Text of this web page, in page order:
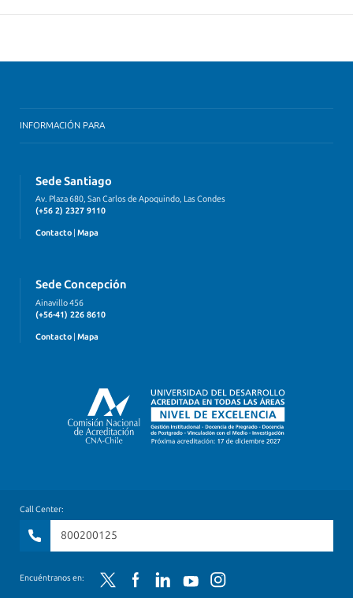
INFORMACIÓN PARA
Sede Santiago
Av. Plaza 680, San Carlos de Apoquindo, Las Condes
(+56 2) 2327 9110
Contacto Mapa
Sede Concepción
Ainavillo 456
(+56-41) 226 8610
Contacto Mapa
Call Center:
800200125
Encuéntranos en: Twitter FacebookLinkedInYouTubeInstagram